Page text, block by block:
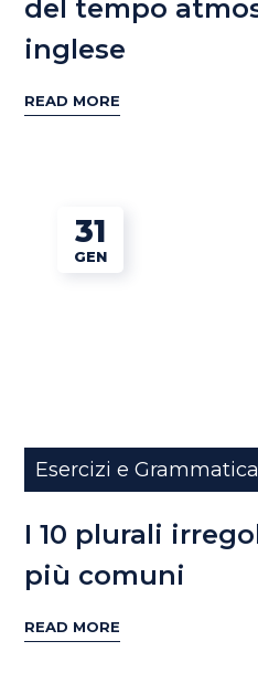
del tempo
inglese
READ MORE
31
GEN
Esercizi e Grammatica
I 10 plurali
più comuni
READ MORE